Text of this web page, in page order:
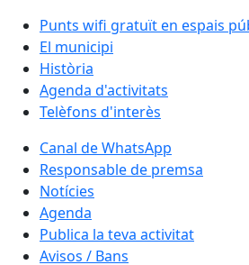
Punts wifi gratuït en espais
El municipi
Història
Agenda d'activitats
Telèfons d'interès
Canal de WhatsApp
Responsable de premsa
Notícies
Agenda
Publica la teva activitat
Avisos / Bans